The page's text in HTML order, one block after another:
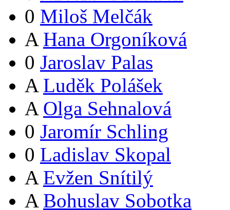
0 Miloš Melčák
A Hana Orgoníková
0 Jaroslav Palas
A Luděk Polášek
A Olga Sehnalová
0 Jaromír Schling
0 Ladislav Skopal
A Evžen Snítilý
A Bohuslav Sobotka